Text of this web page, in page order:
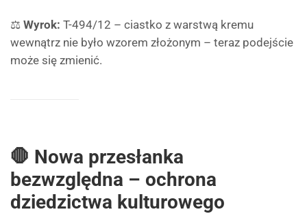
⚖️ Wyrok: T-494/12 – ciastko z warstwą kremu
wewnątrz nie było wzorem złożonym – teraz podejście
może się zmienić.
🛑 Nowa przesłanka
bezwzględna – ochrona
dziedzictwa kulturowego